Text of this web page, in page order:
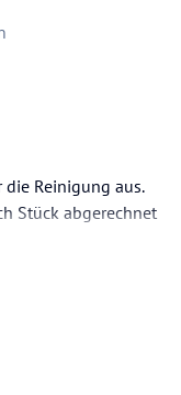
Reinigung aus.
Stück abgerechnet
es alle paar